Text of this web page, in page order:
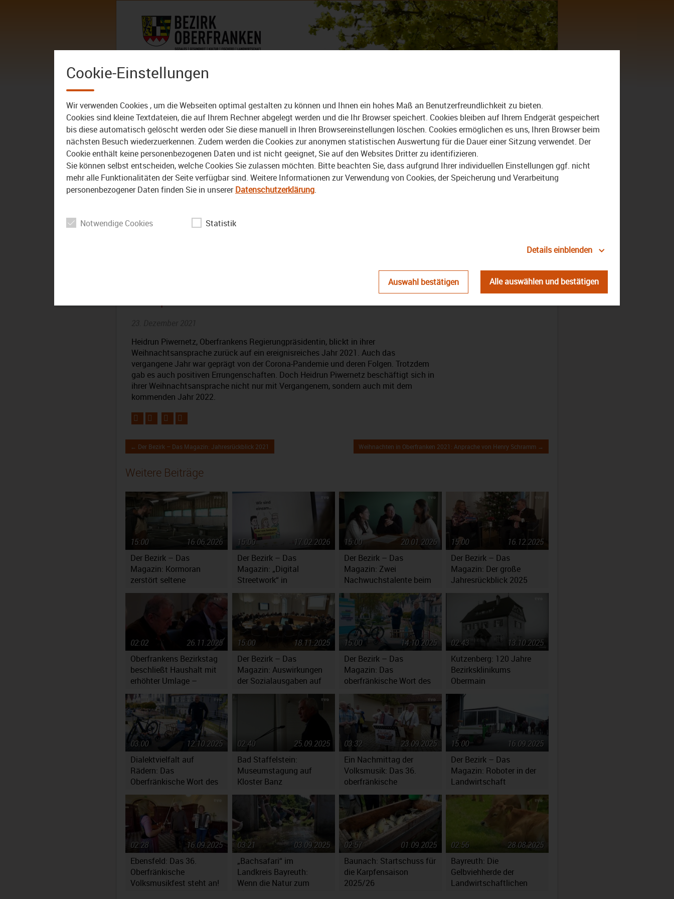
Video
Weihnachten in Oberfranken 2021:
Ansprache von Heidrun Piwernetz
Heidrun Piwernetz, Oberfrankens Regierungpräsidentin, blickt in ihrer
Weihnachtsansprache zurück auf ein ereignisreiches Jahr 2021. Auch das
vergangene Jahr war geprägt von der Corona-Pandemie und deren Folgen. Trotzdem
gab es auch positiven Errungenschaften. Doch Heidrun Piwernetz beschäftigt sich in
ihrer Weihnachtsansprache nicht nur mit Vergangenem, sondern auch mit dem
kommenden Jahr 2022.
Heidrun Piwernetz
Regierung Oberfranken
Weihnachten
← Der Bezirk – Das Magazin: Jahresrückblick 2021 Weihnachten in Oberfranken 2021: Anprache von Henry Schramm →
Weitere Beiträge
Der Bezirk – Das
Magazin: Kormoran
zerstört seltene
Fischbestände
16.06.2026
15:00
Der Bezirk – Das
Magazin: „Digital
Streetwork“ in
Oberfranken
17.02.2026
15:00
Der Bezirk – Das
Magazin: Zwei
Nachwuchstalente beim
Jugendsymphonieorchester
Oberfranken
20.01.2026
15:00
Der Bezirk – Das
Magazin: Der große
Jahresrückblick 2025
16.12.2025
15:00
Oberfrankens Bezirkstag
beschließt Haushalt mit
erhöhter Umlage –
Massiv gestiegene
Kosten werfen Fragen auf
26.11.2025
02:02
Der Bezirk – Das
Magazin: Auswirkungen
der Sozialausgaben auf
den Haushaltsplan
18.11.2025
15:00
Der Bezirk – Das
Magazin: Das
oberfränkische Wort des
Jahres 2025
14.10.2025
15:00
Kutzenberg: 120 Jahre
Bezirksklinikums
Obermain
13.10.2025
02:43
Dialektvielfalt auf
Rädern: Das
Oberfränkische Wort des
Jahres 2025 steht fest
12.10.2025
03:00
Bad Staffelstein:
Museumstagung auf
Kloster Banz
25.09.2025
02:40
Ein Nachmittag der
Volksmusik: Das 36.
oberfränkische
Volksmusikfest in
Ebensfeld
23.09.2025
03:32
Der Bezirk – Das
Magazin: Roboter in der
Landwirtschaft
16.09.2025
15:00
Ebensfeld: Das 36.
Oberfränkische
Volksmusikfest steht an!
16.09.2025
02:28
„Bachsafari“ im
Landkreis Bayreuth:
Wenn die Natur zum
03.09.2025
03:21
Baunach: Startschuss für
die Karpfensaison
2025/26
01.09.2025
02:57
Bayreuth: Die
Gelbviehherde der
Landwirtschaftlichen
28.08.2025
02:56
Cookie-Einstellungen
Wir verwenden Cookies , um die Webseiten optimal gestalten zu können und Ihnen ein hohes Maß an Benutzerfreundlichkeit zu bieten.
Cookies sind kleine Textdateien, die auf Ihrem Rechner abgelegt werden und die Ihr Browser speichert. Cookies bleiben auf Ihrem Endgerät gespeichert
bis diese automatisch gelöscht werden oder Sie diese manuell in Ihren Browsereinstellungen löschen. Cookies ermöglichen es uns, Ihren Browser beim
nächsten Besuch wiederzuerkennen. Zudem werden die Cookies zur anonymen statistischen Auswertung für die Dauer einer Sitzung verwendet. Der
Cookie enthält keine personenbezogenen Daten und ist nicht geeignet, Sie auf den Websites Dritter zu identifizieren.
Sie können selbst entscheiden, welche Cookies Sie zulassen möchten. Bitte beachten Sie, dass aufgrund Ihrer individuellen Einstellungen ggf. nicht
mehr alle Funktionalitäten der Seite verfügbar sind. Weitere Informationen zur Verwendung von Cookies, der Speicherung und Verarbeitung
personenbezogener Daten finden Sie in unsererDatenschutzerklärung.
Notwendige Cookies Statistik
Details einblenden
Auswahl bestätigen Alle auswählen und bestätigen